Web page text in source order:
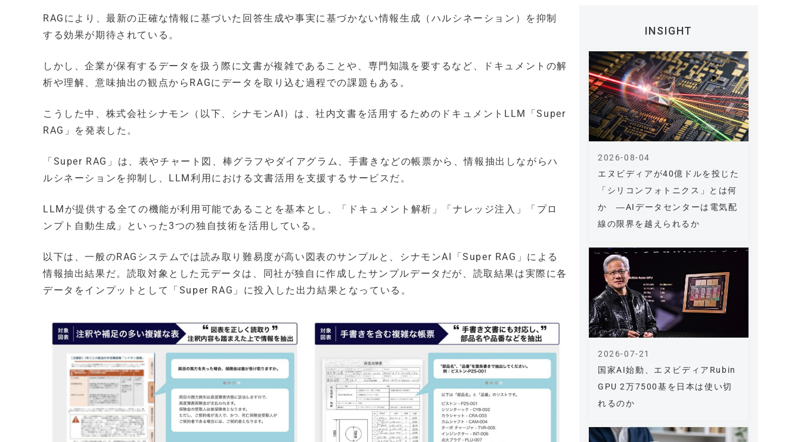
RAGにより、最新の正確な情報に基づいた回答生成や事実に基づかない情報生成（ハルシネーション）を抑制
する効果が期待されている。
しかし、企業が保有するデータを扱う際に文書が複雑であることや、専門知識を要するなど、ドキュメントの解
析や理解、意味抽出の観点からRAGにデータを取り込む過程での課題もある。
こうした中、株式会社シナモン（以下、シナモンAI）は、社内文書を活用するためのドキュメントLLM「Super
RAG」を発表した。
「Super RAG」は、表やチャート図、棒グラフやダイアグラム、手書きなどの帳票から、情報抽出しながらハ
ルシネーションを抑制し、LLM利用における文書活用を支援するサービスだ。
LLMが提供する全ての機能が利用可能であることを基本とし、「ドキュメント解析」「ナレッジ注入」「プロ
ンプト自動生成」といった3つの独自技術を活用している。
以下は、一般のRAGシステムでは読み取り難易度が高い図表のサンプルと、シナモンAI「Super RAG」による
情報抽出結果だ。読取対象とした元データは、同社が独自に作成したサンプルデータだが、読取結果は実際に各
データをインプットとして「Super RAG」に投入した出力結果となっている。
INSIGHT
エヌビディアが40億ドルを投じた
「シリコンフォトニクス」とは何
か ―AIデータセンターは電気配
線の限界を越えられるか
2026-08-04
国家AI始動、エヌビディアRubin
GPU 2万7500基を日本は使い切
れるのか
2026-07-21